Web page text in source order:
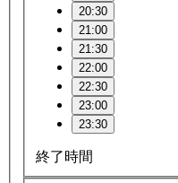
20:30
21:00
21:30
22:00
22:30
23:00
23:30
終了時間